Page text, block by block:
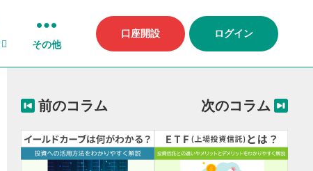
その他
口座開設 ログイン
前のコラム 次のコラム